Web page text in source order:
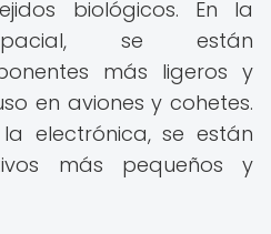
biológicos. En la
se están
más ligeros y
en aviones y cohetes.
electrónica, se están
más pequeños y